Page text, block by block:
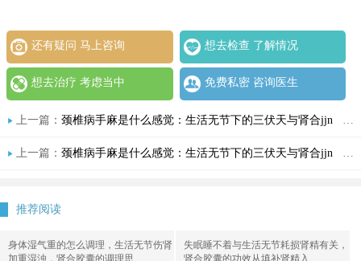
还有疑问 马上咨询 想去检查 了解情况
想去治疗 考虑当中 免费私密 咨询医生
上一篇： 颈椎病手麻是什么感觉：生活无节下的三伏天与肾合jjn
上一篇： 颈椎病手麻是什么感觉：生活无节下的三伏天与肾合jjn
推荐阅读
身体湿气重的怎么调理，生活无节伤肾
加重湿浊，肾合胶囊的调理思
失眠睡不着与生活无节耗损肾精有关，
肾合胶囊的功效从填补肾精入